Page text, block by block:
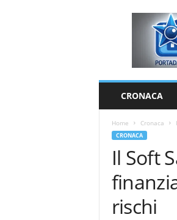
CRONACA
Home Cronaca
CRONACA
Il Soft
rischi